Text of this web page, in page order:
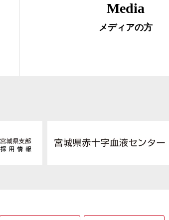
Media
メディアの方